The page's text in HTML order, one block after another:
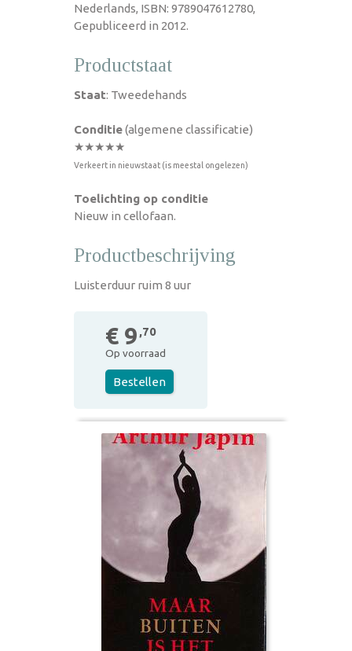
Nederlands, ISBN: 9789047612780,
Gepubliceerd in 2012.
Productstaat
Staat: Tweedehands
Conditie(algemene classificatie)
★★★★★
Verkeert in nieuwstaat (is meestal ongelezen)
Toelichting op conditie
Nieuw in cellofaan.
Productbeschrijving
Luisterduur ruim 8 uur
€ 9 ,70
Op voorraad
Bestellen